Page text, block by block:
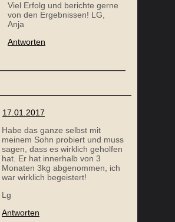
Viel Erfolg und berichte gerne
von den Ergebnissen! LG,
Anja
Antworten
17.01.2017
Habe das ganze selbst mit
meinem Sohn probiert und muss
sagen, dass es wirklich geholfen
hat. Er hat innerhalb von 3
Monaten 3kg abgenommen, ich
war wirklich begeistert!
Lg
Antworten